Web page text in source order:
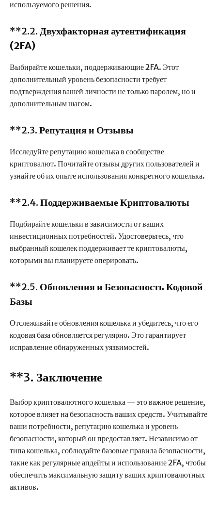
используемого решения.
**2.2. Двухфакторная аутентификация
(2FA)
Выбирайте кошельки, поддерживающие 2FA. Этот
дополнительный уровень безопасности требует
подтверждения вашей личности не только паролем, но и
дополнительным шагом.
**2.3. Репутация и Отзывы
Исследуйте репутацию кошелька в сообществе
криптовалют. Почитайте отзывы других пользователей и
узнайте об их опыте использования конкретного кошелька.
**2.4. Поддерживаемые Криптовалюты
Подбирайте кошельки в зависимости от ваших
инвестиционных потребностей. Удостоверьтесь, что
выбранный кошелек поддерживает те криптовалюты,
которыми вы планируете оперировать.
**2.5. Обновления и Безопасность Кодовой
Базы
Отслеживайте обновления кошелька и убедитесь, что его
кодовая база обновляется регулярно. Это гарантирует
исправление обнаруженных уязвимостей.
**3. Заключение
Выбор криптовалютного кошелька — это важное решение,
которое влияет на безопасность ваших средств. Учитывайте
ваши потребности, репутацию кошелька и уровень
безопасности, который он предоставляет. Независимо от
типа кошелька, соблюдайте базовые правила безопасности,
такие как регулярные апдейты и использование 2FA, чтобы
обеспечить максимальную защиту ваших криптовалютных
активов.